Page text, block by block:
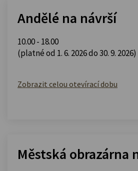
Andělé na návrší
10.00 - 18.00
(platné od 1. 6. 2026 do 30. 9. 2026)
Zobrazit celou otevírací dobu
Městská obrazárna